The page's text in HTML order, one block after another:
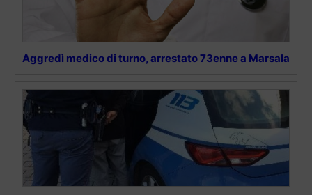
Aggredì medico di turno, arrestato 73enne a Marsala